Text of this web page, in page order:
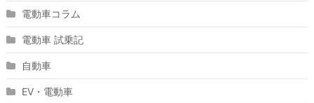
電動車コラム
電動車 試乗記
自動車
EV・電動車